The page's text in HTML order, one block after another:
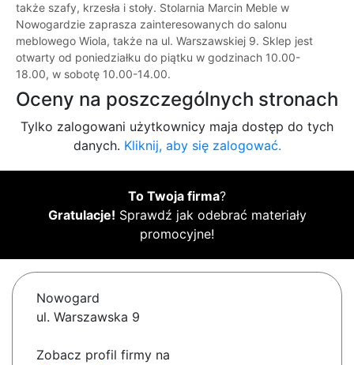
także szafy, krzesła i stoły. Stolarnia Marcin Meble w
Nowogardzie zaprasza zainteresowanych do salonu
meblowego Wiola, także na ul. Warszawskiej 9. Sklep jest
otwarty od poniedziałku do piątku w godzinach 10.00-
18.00, w sobotę 10.00-14.00.
Oceny na poszczególnych stronach
Tylko zalogowani użytkownicy maja dostęp do tych
danych. Kliknij, aby się zalogować.
To Twoja firma?
Gratulacje! Sprawdź jak odebrać materiały
promocyjne!
Nowogard
ul. Warszawska 9
Zobacz profil firmy na